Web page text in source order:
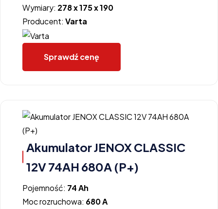
Wymiary: 278 x 175 x 190
Producent: Varta
Sprawdź cenę
Akumulator JENOX CLASSIC
12V 74AH 680A (P+)
Pojemność: 74 Ah
Moc rozruchowa: 680 A